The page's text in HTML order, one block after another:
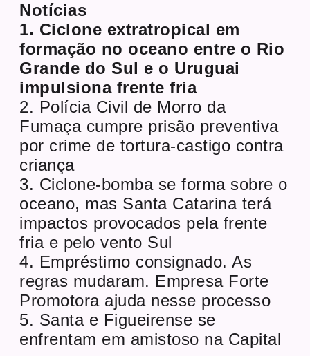
Notícias
1. Ciclone extratropical em
formação no oceano entre o Rio
Grande do Sul e o Uruguai
impulsiona frente fria
2. Polícia Civil de Morro da
Fumaça cumpre prisão preventiva
por crime de tortura-castigo contra
criança
3. Ciclone-bomba se forma sobre o
oceano, mas Santa Catarina terá
impactos provocados pela frente
fria e pelo vento Sul
4. Empréstimo consignado. As
regras mudaram. Empresa Forte
Promotora ajuda nesse processo
5. Santa e Figueirense se
enfrentam em amistoso na Capital